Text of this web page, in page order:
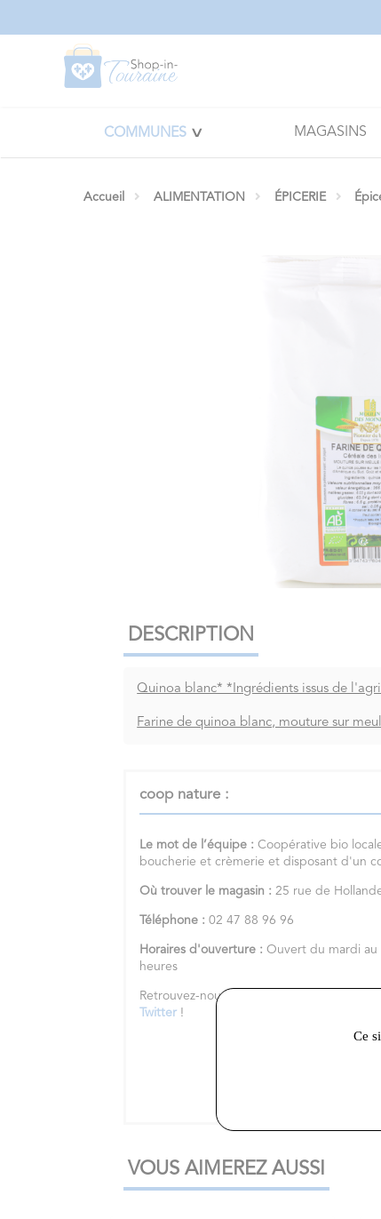
COMMUNES MAGASINS
Accueil ALIMENTATION ÉPICERIE
DESCRIPTION
Quinoa blanc* *Ingrédients issus de
Farine de quinoa blanc, mouture sur
coop nature :
Le mot de l’équipe :Coopérative bio
boucherie et crèmerie et disposant d'un
Où trouver le magasin :25 rue de
Téléphone :02 47 88 96 96
Horaires d'ouverture :Ouvert du mardi au
heures
Retrouvez-nous sur notre
Twitter !
VOUS AIMEREZ AUSSI
Ce